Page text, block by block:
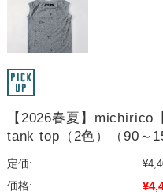
【2026春夏】
tank top（2色）（90～
定価:
価格: